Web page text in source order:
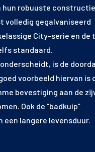
hun robuuste
volledig gegalvaniseerd
City-serie en de
standaard.
is de
voorbeeld hiervan is
bevestiging aan de
Ook de “badkuip”
langere levensduur.